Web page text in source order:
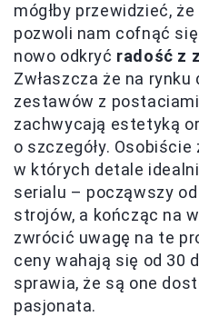
mógłby przewidzieć,
pozwoli nam cofnąć
nowo odkryć radość z
Zwłaszcza że na
zestawów z
zachwycają estetyką
o szczegóły.
w których detale
serialu – począwszy
strojów, a kończąc na
zwrócić uwagę na te
ceny wahają się od 30
sprawia, że są one
pasjonata.